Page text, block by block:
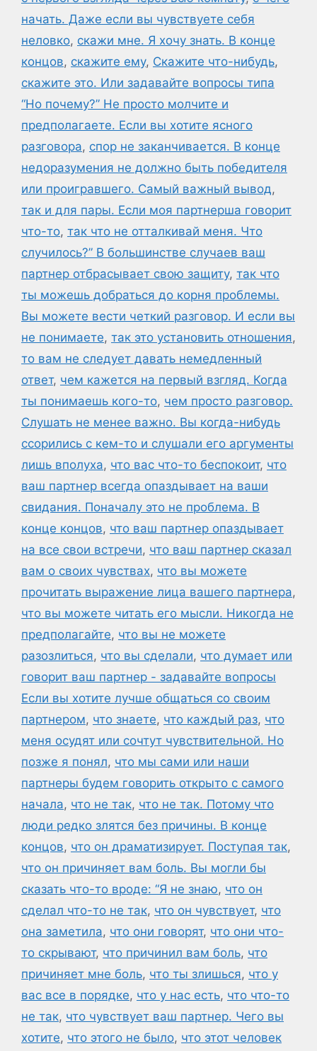
начать. Даже если вы чувствуете себя
неловко, скажи мне. Я хочу знать. В конце
концов, скажите ему, Скажите что-нибудь,
скажите это. Или задавайте вопросы типа
“Но почему?” Не просто молчите и
предполагаете. Если вы хотите ясного
разговора, спор не заканчивается. В конце
недоразумения не должно быть победителя
или проигравшего. Самый важный вывод,
так и для пары. Если моя партнерша говорит
что-то, так что не отталкивай меня. Что
случилось?” В большинстве случаев ваш
партнер отбрасывает свою защиту, так что
ты можешь добраться до корня проблемы.
Вы можете вести четкий разговор. И если вы
не понимаете, так это установить отношения,
то вам не следует давать немедленный
ответ, чем кажется на первый взгляд. Когда
ты понимаешь кого-то, чем просто разговор.
Слушать не менее важно. Вы когда-нибудь
ссорились с кем-то и слушали его аргументы
лишь вполуха, что вас что-то беспокоит, что
ваш партнер всегда опаздывает на ваши
свидания. Поначалу это не проблема. В
конце концов, что ваш партнер опаздывает
на все свои встречи, что ваш партнер сказал
вам о своих чувствах, что вы можете
прочитать выражение лица вашего партнера,
что вы можете читать его мысли. Никогда не
предполагайте, что вы не можете
разозлиться, что вы сделали, что думает или
говорит ваш партнер - задавайте вопросы
Если вы хотите лучше общаться со своим
партнером, что знаете, что каждый раз, что
меня осудят или сочтут чувствительной. Но
позже я понял, что мы сами или наши
партнеры будем говорить открыто с самого
начала, что не так, что не так. Потому что
люди редко злятся без причины. В конце
концов, что он драматизирует. Поступая так,
что он причиняет вам боль. Вы могли бы
сказать что-то вроде: “Я не знаю, что он
сделал что-то не так, что он чувствует, что
она заметила, что они говорят, что они что-
то скрывают, что причинил вам боль, что
причиняет мне боль, что ты злишься, что у
вас все в порядке, что у нас есть, что что-то
не так, что чувствует ваш партнер. Чего вы
хотите, что этого не было, что этот человек